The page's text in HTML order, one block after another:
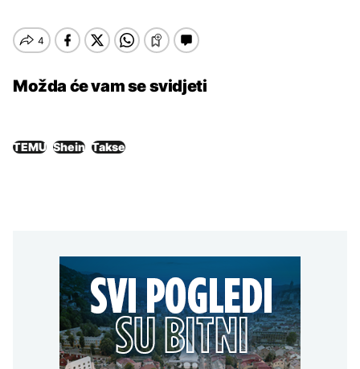
Možda će vam se svidjeti
TEMU Shein Takse